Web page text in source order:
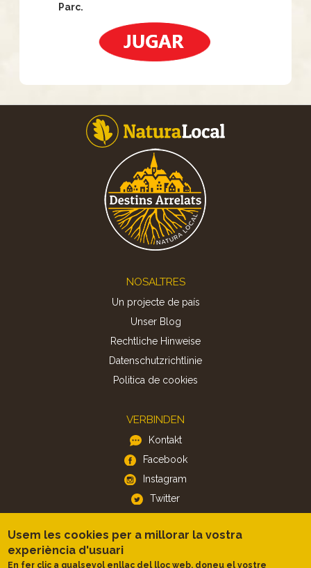
Parc.
NOSALTRES
Un projecte de país
Unser Blog
Rechtliche Hinweise
Datenschutzrichtlinie
Politica de cookies
VERBINDEN
Kontakt
Facebook
Instagram
Twitter
APP
Usem les cookies per a millorar la vostra
experiència d'usuari
En fer clic a qualsevol enllaç del lloc web, doneu el vostre